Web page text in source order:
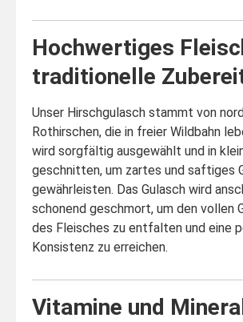
Hochwertiges
traditionelle
Unser Hirschgulasch stammt von
Rothirschen, die in freier Wildbahn
wird sorgfältig ausgewählt und in
geschnitten, um zartes und saftiges
gewährleisten. Das Gulasch wird
schonend geschmort, um den vollen
des Fleisches zu entfalten und eine
Konsistenz zu erreichen.
Vitamine und